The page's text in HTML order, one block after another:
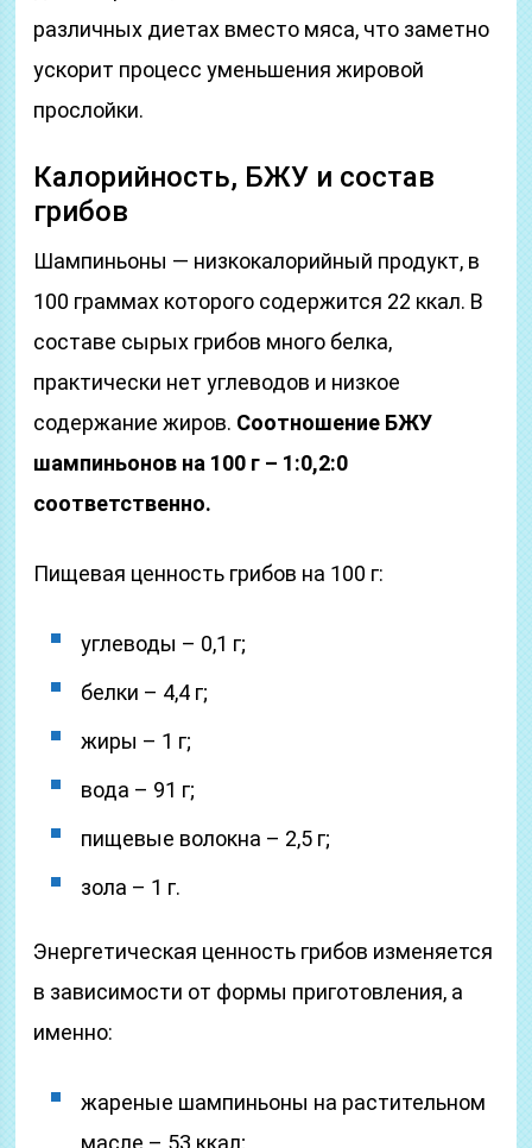
различных диетах вместо мяса, что заметно
ускорит процесс уменьшения жировой
прослойки.
Калорийность, БЖУ и состав
грибов
Шампиньоны — низкокалорийный продукт, в
100 граммах которого содержится 22 ккал. В
составе сырых грибов много белка,
практически нет углеводов и низкое
содержание жиров. Соотношение БЖУ
шампиньонов на 100 г – 1:0,2:0
соответственно.
Пищевая ценность грибов на 100 г:
углеводы – 0,1 г;
белки – 4,4 г;
жиры – 1 г;
вода – 91 г;
пищевые волокна – 2,5 г;
зола – 1 г.
Энергетическая ценность грибов изменяется
в зависимости от формы приготовления, а
именно:
жареные шампиньоны на растительном
масле – 53 ккал;